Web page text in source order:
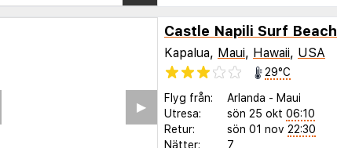
▶︎
Castle Napili Surf
Kapalua, Maui, Hawaii, USA
29°C
Flyg från: Arlanda - Maui
Utresa:
sön 25 okt 06:10
Retur:
sön 01 nov 22:30
Nätter:
7